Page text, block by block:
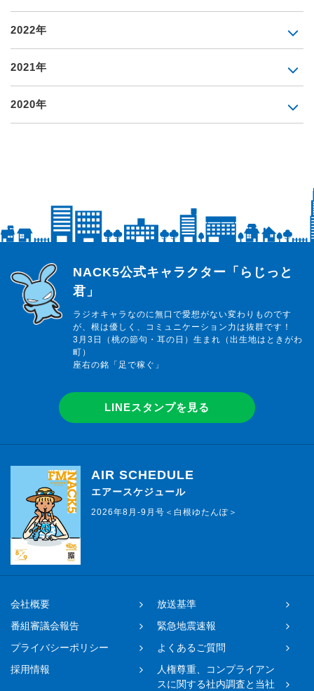
2022年
2021年
2020年
らじっと君
NACK5公式キャラクター「らじっと
君」
ラジオキャラなのに無口で愛想がない変わりものです
が、根は優しく、コミュニケーション力は抜群です！
3月3日（桃の節句・耳の日）生まれ（出生地はときがわ
町）
座右の銘「足で稼ぐ」
LINEスタンプを見る
AIR SCHEDULE
エアースケジュール
2026年8月-9月号＜白根ゆたんぽ＞
会社概要
放送基準
番組審議会報告
緊急地震速報
プライバシーポリシー
よくあるご質問
採用情報
人権尊重、コンプライアン
スに関する社内調査と当社